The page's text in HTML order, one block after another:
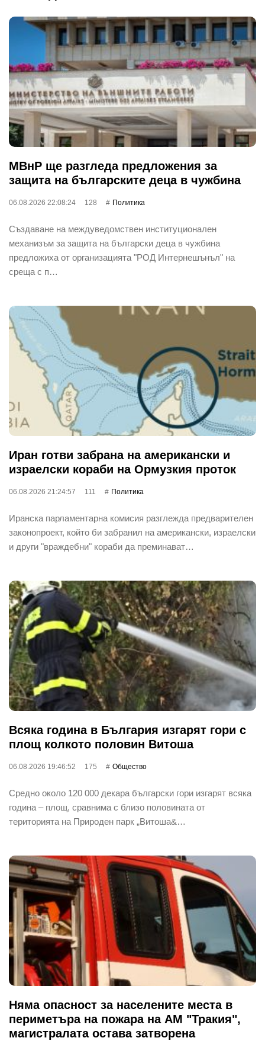
МВнР ще разгледа предложения за
защита на българските деца в чужбина
06.08.2026 22:08:24 128 Политика
Създаване на междуведомствен институционален
механизъм за защита на български деца в чужбина
предложиха от организацията "РОД Интернешънъл" на
среща с п…
Иран готви забрана на американски и
израелски кораби на Ормузкия проток
06.08.2026 21:24:57 111 Политика
Иранска парламентарна комисия разглежда предварителен
законопроект, който би забранил на американски, израелски
и други "враждебни" кораби да преминават…
Всяка година в България изгарят гори с
площ колкото половин Витоша
06.08.2026 19:46:52 175 Общество
Средно около 120 000 декара български гори изгарят всяка
година – площ, сравнима с близо половината от
територията на Природен парк „Витоша&…
Няма опасност за населените места в
периметъра на пожара на АМ "Тракия",
магистралата остава затворена